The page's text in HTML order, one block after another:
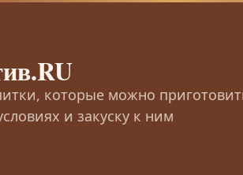
которые можно
и закуску к ним